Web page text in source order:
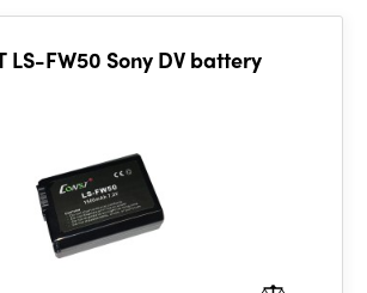
LS-FW50 Sony DV battery